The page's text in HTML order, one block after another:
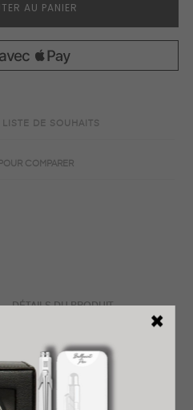
AU PANIER
DE SOUHAITS
COMPARER
DÉTAILS DU PRODUIT
PRÊT À OFFRIR
GRATUIT